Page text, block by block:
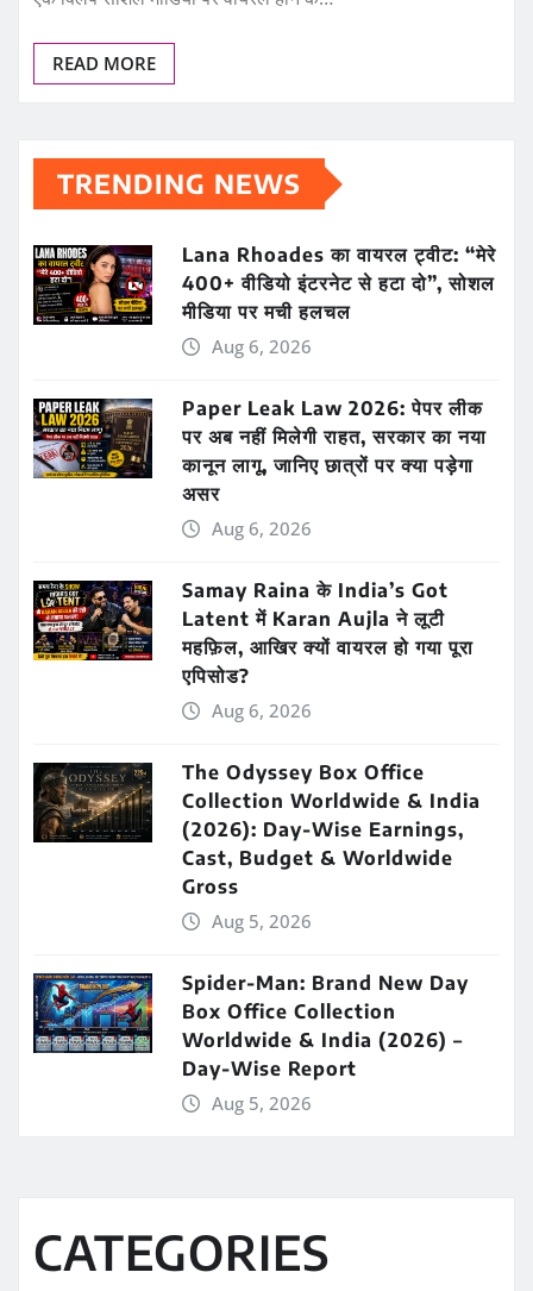
READ MORE
TRENDING NEWS
Lana Rhoades का वायरल ट्वीट: “मेरे
400+ वीडियो इंटरनेट से हटा दो”, सोशल
मीडिया पर मची हलचल
Aug 6, 2026
Paper Leak Law 2026: पेपर लीक
पर अब नहीं मिलेगी राहत, सरकार का नया
कानून लागू, जानिए छात्रों पर क्या पड़ेगा
असर
Aug 6, 2026
Samay Raina के India’s Got
Latent में Karan Aujla ने लूटी
महफ़िल, आखिर क्यों वायरल हो गया पूरा
एपिसोड?
Aug 6, 2026
The Odyssey Box Office
Collection Worldwide & India
(2026): Day-Wise Earnings,
Cast, Budget & Worldwide
Gross
Aug 5, 2026
Spider-Man: Brand New Day
Box Office Collection
Worldwide & India (2026) –
Day-Wise Report
Aug 5, 2026
CATEGORIES